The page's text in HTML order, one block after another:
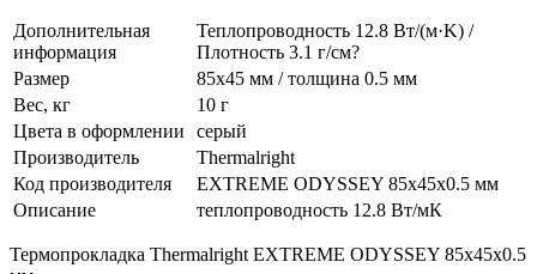
Дополнительная
информация
Теплопроводность 12.8 Вт/(м·K) /
Плотность 3.1 г/см?
Размер
85x45 мм / толщина 0.5 мм
Вес, кг
10 г
Цвета в оформлении
серый
Производитель
Thermalright
Код производителя
EXTREME ODYSSEY 85x45x0.5 мм
Описание
теплопроводность 12.8 Вт/мК
Термопрокладка Thermalright EXTREME ODYSSEY 85x45x0.5